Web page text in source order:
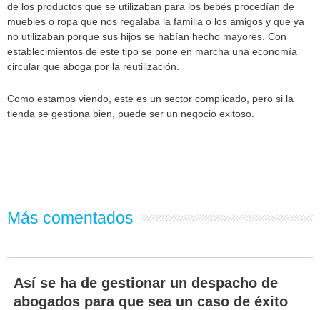
de los productos que se utilizaban para los bebés procedían de
muebles o ropa que nos regalaba la familia o los amigos y que ya
no utilizaban porque sus hijos se habían hecho mayores. Con
establecimientos de este tipo se pone en marcha una economía
circular que aboga por la reutilización.
Como estamos viendo, este es un sector complicado, pero si la
tienda se gestiona bien, puede ser un negocio exitoso.
Más comentados
Así se ha de gestionar un despacho de
abogados para que sea un caso de éxito